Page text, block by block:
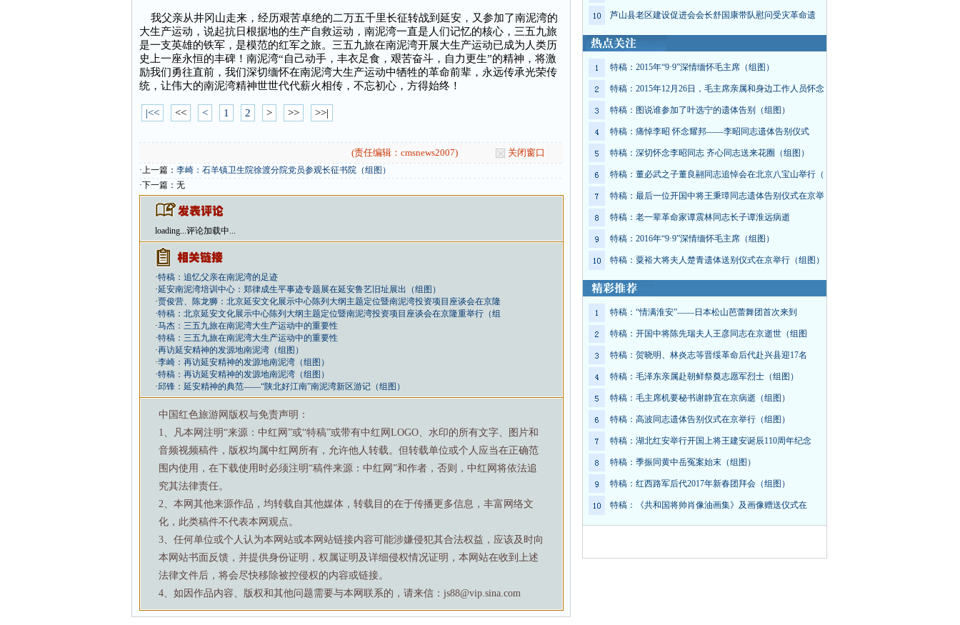
我父亲从井冈山走来，经历艰苦卓绝的二万五千里长征转战到延安，又参加了南泥湾的
大生产运动，说起抗日根据地的生产自救运动，南泥湾一直是人们记忆的核心，三五九旅
是一支英雄的铁军，是模范的红军之旅。三五九旅在南泥湾开展大生产运动已成为人类历
史上一座永恒的丰碑！南泥湾“自己动手，丰衣足食，艰苦奋斗，自力更生”的精神，将激
励我们勇往直前，我们深切缅怀在南泥湾大生产运动中牺牲的革命前辈，永远传承光荣传
统，让伟大的南泥湾精神世世代代薪火相传，不忘初心，方得始终！
|<< << < 1 2 > >> >>|
(责任编辑：cmsnews2007) 关闭窗口
·上一篇： 李崎：石羊镇卫生院徐渡分院党员参观长征书院（组图）
·下一篇：无
loading...评论加载中...
·特稿：追忆父亲在南泥湾的足迹
·延安南泥湾培训中心：郑律成生平事迹专题展在延安鲁艺旧址展出（组图）
·贾俊营、陈龙狮：北京延安文化展示中心陈列大纲主题定位暨南泥湾投资项目座谈会在京隆
·特稿：北京延安文化展示中心陈列大纲主题定位暨南泥湾投资项目座谈会在京隆重举行（组
·马杰：三五九旅在南泥湾大生产运动中的重要性
·特稿：三五九旅在南泥湾大生产运动中的重要性
·再访延安精神的发源地南泥湾（组图）
·李崎：再访延安精神的发源地南泥湾（组图）
·特稿：再访延安精神的发源地南泥湾（组图）
·邱锋：延安精神的典范——“陕北好江南”南泥湾新区游记（组图）
中国红色旅游网版权与免责声明：
1、凡本网注明“来源：中红网”或“特稿”或带有中红网LOGO、水印的所有文字、图片和
音频视频稿件，版权均属中红网所有，允许他人转载。但转载单位或个人应当在正确范
围内使用，在下载使用时必须注明“稿件来源：中红网”和作者，否则，中红网将依法追
究其法律责任。
2、本网其他来源作品，均转载自其他媒体，转载目的在于传播更多信息，丰富网络文
化，此类稿件不代表本网观点。
3、任何单位或个人认为本网站或本网站链接内容可能涉嫌侵犯其合法权益，应该及时向
本网站书面反馈，并提供身份证明，权属证明及详细侵权情况证明，本网站在收到上述
法律文件后，将会尽快移除被控侵权的内容或链接。
4、如因作品内容、版权和其他问题需要与本网联系的，请来信：js88@vip.sina.com
芦山县老区建设促进会会长舒国康带队慰问受灾革命遗
特稿：2015年“9·9”深情缅怀毛主席（组图）
特稿：2015年12月26日，毛主席亲属和身边工作人员怀念
特稿：图说谁参加了叶选宁的遗体告别（组图）
特稿：痛悼李昭 怀念耀邦——李昭同志遗体告别仪式
特稿：深切怀念李昭同志 齐心同志送来花圈（组图）
特稿：董必武之子董良翮同志追悼会在北京八宝山举行（
特稿：最后一位开国中将王秉璋同志遗体告别仪式在京举
特稿：老一辈革命家谭震林同志长子谭淮远病逝
特稿：2016年“9·9”深情缅怀毛主席（组图）
特稿：粟裕大将夫人楚青遗体送别仪式在京举行（组图）
特稿：“情满淮安”——日本松山芭蕾舞团首次来到
特稿：开国中将陈先瑞夫人王彦同志在京逝世（组图
特稿：贺晓明、林炎志等晋绥革命后代赴兴县迎17名
特稿：毛泽东亲属赴朝鲜祭奠志愿军烈士（组图）
特稿：毛主席机要秘书谢静宜在京病逝（组图）
特稿：高波同志遗体告别仪式在京举行（组图）
特稿：湖北红安举行开国上将王建安诞辰110周年纪念
特稿：季振同黄中岳冤案始末（组图）
特稿：红西路军后代2017年新春团拜会（组图）
特稿：《共和国将帅肖像油画集》及画像赠送仪式在